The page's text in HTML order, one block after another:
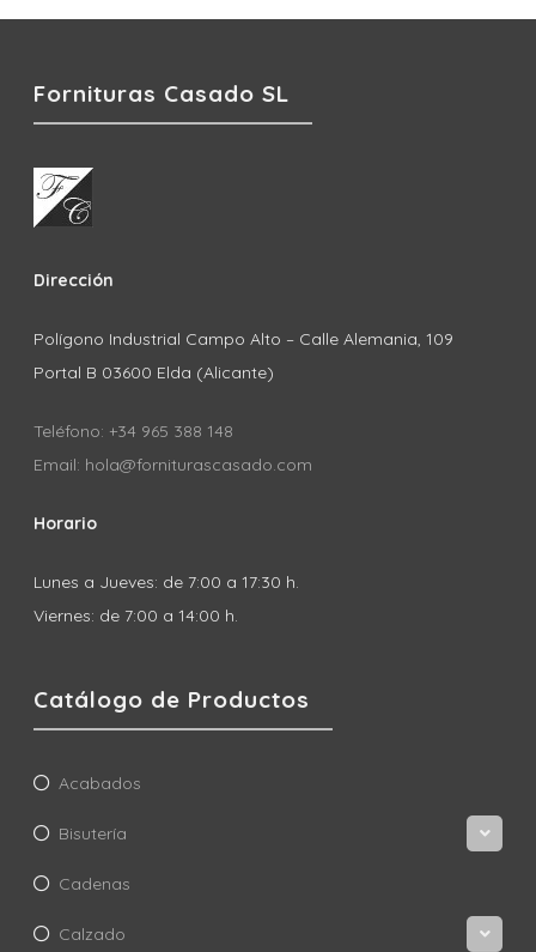
Fornituras Casado SL
Dirección
Polígono Industrial Campo Alto – Calle Alemania, 109
Portal B 03600 Elda (Alicante)
Teléfono: +34 965 388 148
Email: hola@forniturascasado.com
Horario
Lunes a Jueves: de 7:00 a 17:30 h.
Viernes: de 7:00 a 14:00 h.
Catálogo de Productos
Acabados
Bisutería
Cadenas
Calzado